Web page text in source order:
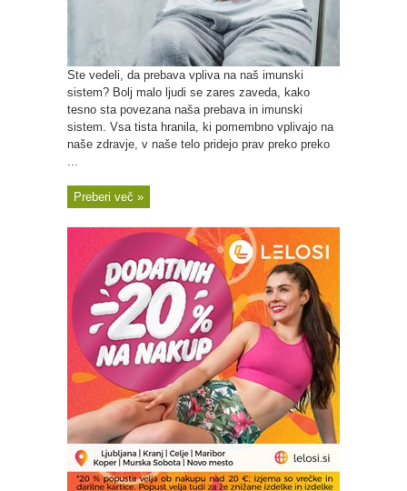
Ste vedeli, da prebava vpliva na naš imunski
sistem? Bolj malo ljudi se zares zaveda, kako
tesno sta povezana naša prebava in imunski
sistem. Vsa tista hranila, ki pomembno vplivajo na
naše zdravje, v naše telo pridejo prav preko preko
...
Preberi več »